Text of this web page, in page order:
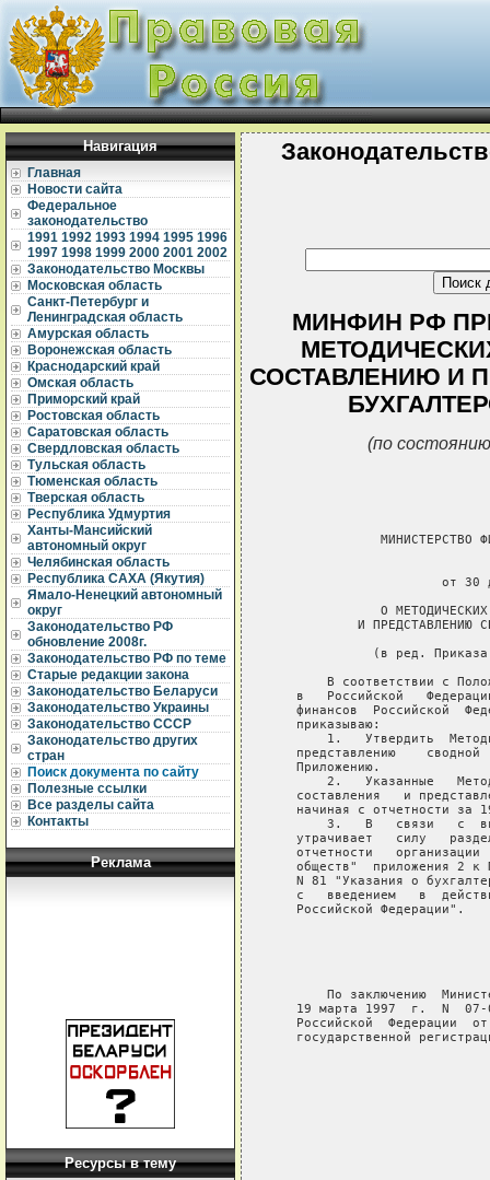
Навигация
Главная
Новости сайта
Федеральное
законодательство
1991 1992 1993 1994 1995 1996
1997 1998 1999 2000 2001 2002
Законодательство Москвы
Московская область
Санкт-Петербург и
Ленинградская область
Амурская область
Воронежская область
Краснодарский край
Омская область
Приморский край
Ростовская область
Саратовская область
Свердловская область
Тульская область
Тюменская область
Тверская область
Республика Удмуртия
Ханты-Мансийский
автономный округ
Челябинская область
Республика САХА (Якутия)
Ямало-Ненецкий автономный
округ
Законодательство РФ
обновление 2008г.
Законодательство РФ по теме
Старые редакции закона
Законодательство Беларуси
Законодательство Украины
Законодательство СССР
Законодательство других
стран
Поиск документа по сайту
Полезные ссылки
Все разделы сайта
Контакты
Реклама
Ресурсы в тему
МИНФИН РФ
СОСТАВЛЕНИЮ И
(по